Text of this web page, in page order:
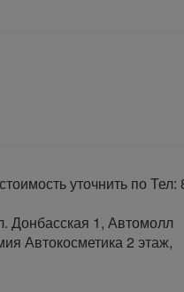
уточнить по Тел:
Донбасская 1, Автомолл
Автокосметика 2 этаж,